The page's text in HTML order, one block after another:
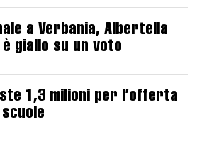
a Verbania, Albertella
è giallo su un voto
1,3 milioni per l’offerta